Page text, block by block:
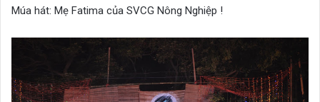
Múa hát: Mẹ Fatima của SVCG Nông Nghiệp !